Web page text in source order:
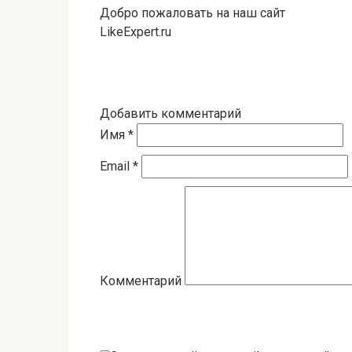
Добро пожаловать на наш сайт
LikeExpert.ru
Добавить комментарий
Имя *
Email *
Комментарий